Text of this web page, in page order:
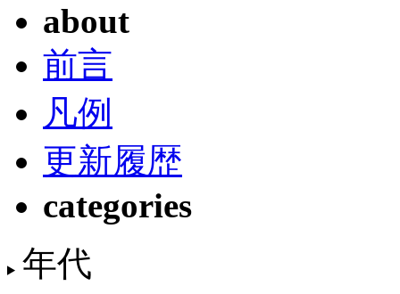
about
前言
凡例
更新履歴
categories
年代